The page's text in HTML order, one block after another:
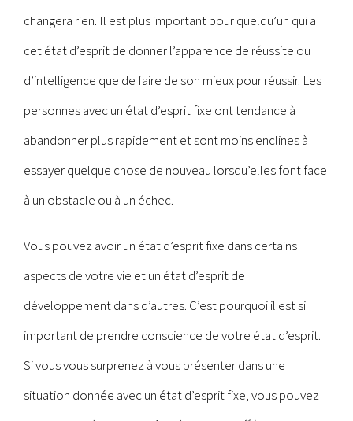
changera rien. Il est plus important pour quelqu’un qui a
cet état d’esprit de donner l’apparence de réussite ou
d’intelligence que de faire de son mieux pour réussir. Les
personnes avec un état d’esprit fixe ont tendance à
abandonner plus rapidement et sont moins enclines à
essayer quelque chose de nouveau lorsqu’elles font face
à un obstacle ou à un échec.
Vous pouvez avoir un état d’esprit fixe dans certains
aspects de votre vie et un état d’esprit de
développement dans d’autres. C’est pourquoi il est si
important de prendre conscience de votre état d’esprit.
Si vous vous surprenez à vous présenter dans une
situation donnée avec un état d’esprit fixe, vous pouvez